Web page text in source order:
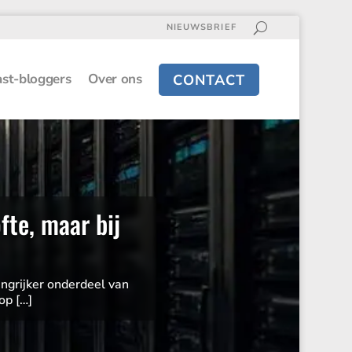
NIEUWSBRIEF
bloggers Over ons CONTACT
maar bij
onder­deel van
[…]